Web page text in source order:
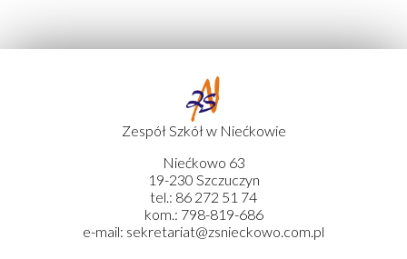
Zespół Szkół w Niećkowie
Niećkowo 63
19-230 Szczuczyn
tel.: 86 272 51 74
kom.: 798-819-686
e-mail: sekretariat@zsnieckowo.com.pl